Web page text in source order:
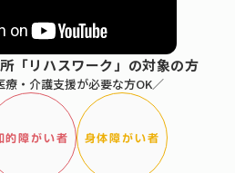
「リハスワーク」の対象の方
・介護支援が必要な方OK／
的障がい者 身体障がい者